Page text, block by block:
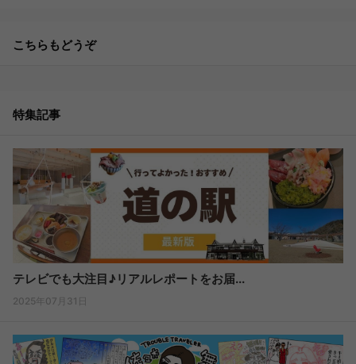
こちらもどうぞ
特集記事
テレビでも大注目♪リアルレポートをお届...
2025年07月31日